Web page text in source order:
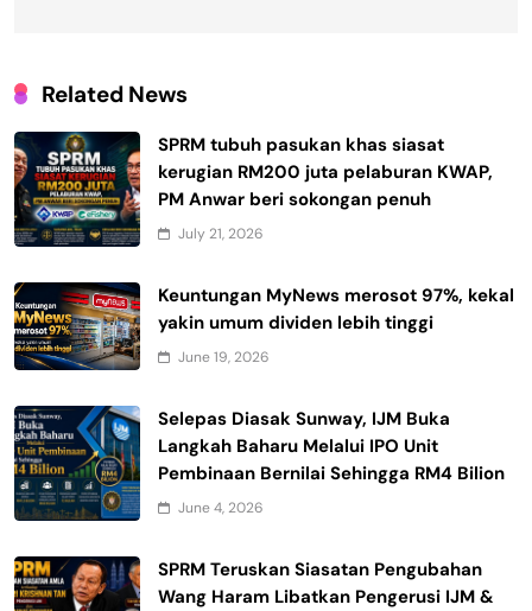
Related News
SPRM tubuh pasukan khas siasat
kerugian RM200 juta pelaburan KWAP,
PM Anwar beri sokongan penuh
July 21, 2026
Keuntungan MyNews merosot 97%, kekal
yakin umum dividen lebih tinggi
June 19, 2026
Selepas Diasak Sunway, IJM Buka
Langkah Baharu Melalui IPO Unit
Pembinaan Bernilai Sehingga RM4 Bilion
June 4, 2026
SPRM Teruskan Siasatan Pengubahan
Wang Haram Libatkan Pengerusi IJM &